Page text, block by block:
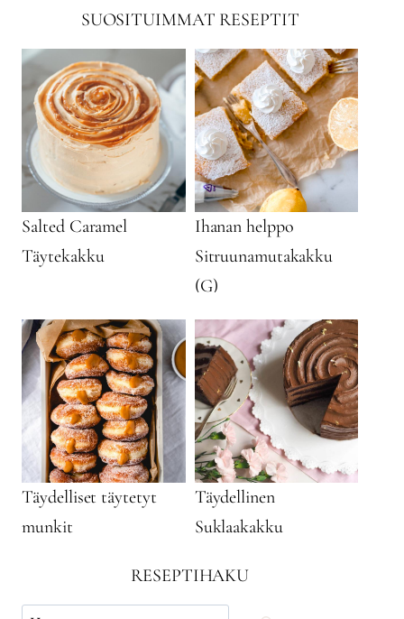
SUOSITUIMMAT RESEPTIT
Salted Caramel
Täytekakku
Ihanan helppo
Sitruunamutakakku
(G)
Täydelliset täytetyt
munkit
Täydellinen
Suklaakakku
RESEPTIHAKU
Käytä